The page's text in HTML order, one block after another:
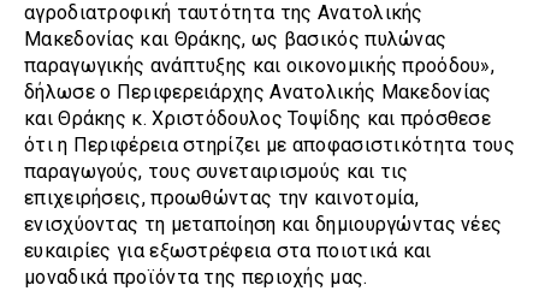
αγροδιατροφική ταυτότητα της Ανατολικής
Μακεδονίας και Θράκης, ως βασικός πυλώνας
παραγωγικής ανάπτυξης και οικονομικής προόδου»,
δήλωσε ο Περιφερειάρχης Ανατολικής Μακεδονίας
και Θράκης κ. Χριστόδουλος Τοψίδης και πρόσθεσε
ότι η Περιφέρεια στηρίζει με αποφασιστικότητα τους
παραγωγούς, τους συνεταιρισμούς και τις
επιχειρήσεις, προωθώντας την καινοτομία,
ενισχύοντας τη μεταποίηση και δημιουργώντας νέες
ευκαιρίες για εξωστρέφεια στα ποιοτικά και
μοναδικά προϊόντα της περιοχής μας.